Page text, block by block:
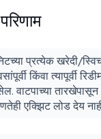
प्रत्येक खरेदी/
किंवा
वाटपाच्या
एक्झिट लोड देय